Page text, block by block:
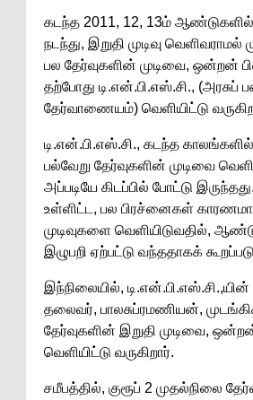
கடந்த 2011, 12, 13ம் ஆண்டுகளில்
நடந்து, இறுதி முடிவு வெளிவராமல்
பல தேர்வுகளின் முடிவை, ஒன்றன்
தற்போது டி.என்.பி.எஸ்.சி., (அரசுப்
தேர்வாணையம்) வெளியிட்டு
டி.என்.பி.எஸ்.சி., கடந்த
பல்வேறு தேர்வுகளின் முடிவை
அப்படியே கிடப்பில் போட்டு
உள்ளிட்ட, பல பிரச்னைகள்
முடிவுகளை வெளியிடுவதில்,
இழுபறி ஏற்பட்டு வந்ததாகக்
இந்நிலையில்,
தலைவர், பாலசுப்ரமணியன்,
தேர்வுகளின் இறுதி முடிவை,
வெளியிட்டு வருகிறார்.
சமீபத்தில், குரூப் 2 முதல்நிலை